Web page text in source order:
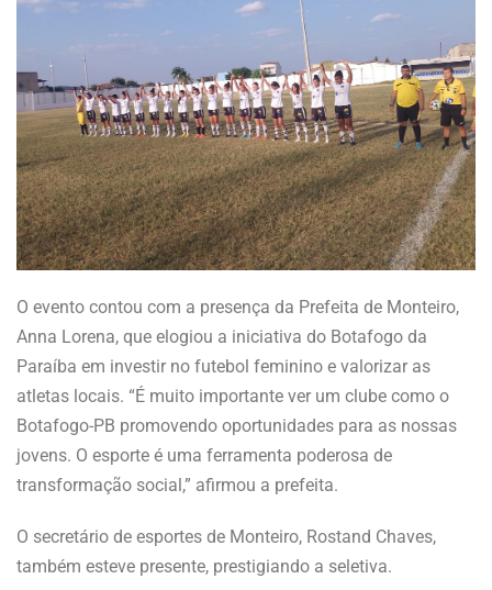
O evento contou com a presença da Prefeita de Monteiro,
Anna Lorena, que elogiou a iniciativa do Botafogo da
Paraíba em investir no futebol feminino e valorizar as
atletas locais. “É muito importante ver um clube como o
Botafogo-PB promovendo oportunidades para as nossas
jovens. O esporte é uma ferramenta poderosa de
transformação social,” afirmou a prefeita.
O secretário de esportes de Monteiro, Rostand Chaves,
também esteve presente, prestigiando a seletiva.